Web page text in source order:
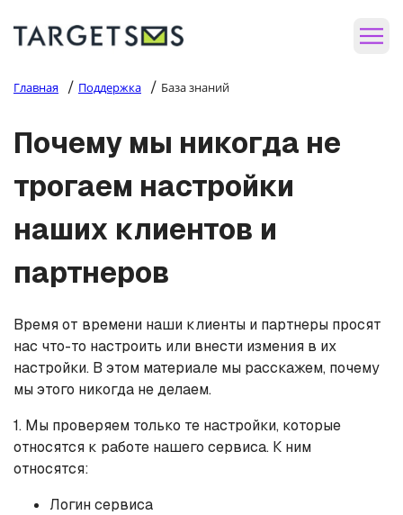
Главная / Поддержка / База знаний
Почему мы никогда не
трогаем настройки
наших клиентов и
партнеров
Время от времени наши клиенты и партнеры просят
нас что-то настроить или внести измения в их
настройки. В этом материале мы расскажем, почему
мы этого никогда не делаем.
1. Мы проверяем только те настройки, которые
относятся к работе нашего сервиса. К ним
относятся:
Логин сервиса